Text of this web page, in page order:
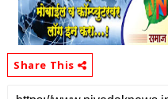
Share This